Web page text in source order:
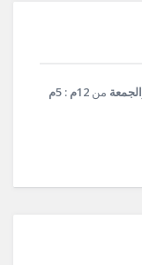
الجمعة من 12م : 5م